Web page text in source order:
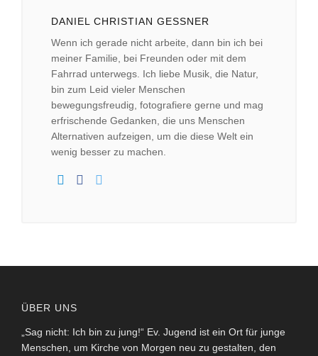
DANIEL CHRISTIAN GESSNER
Wenn ich gerade nicht arbeite, dann bin ich bei
meiner Familie, bei Freunden oder mit dem
Fahrrad unterwegs. Ich liebe Musik, die Natur,
bin zum Leid vieler Menschen
bewegungsfreudig, fotografiere gerne und mag
erfrischende Gedanken, die uns Menschen
Alternativen aufzeigen, um die diese Welt ein
wenig besser zu machen.
ÜBER UNS
„Sag nicht: Ich bin zu jung!“ Ev. Jugend ist ein Ort für junge
Menschen, um Kirche von Morgen neu zu gestalten, den